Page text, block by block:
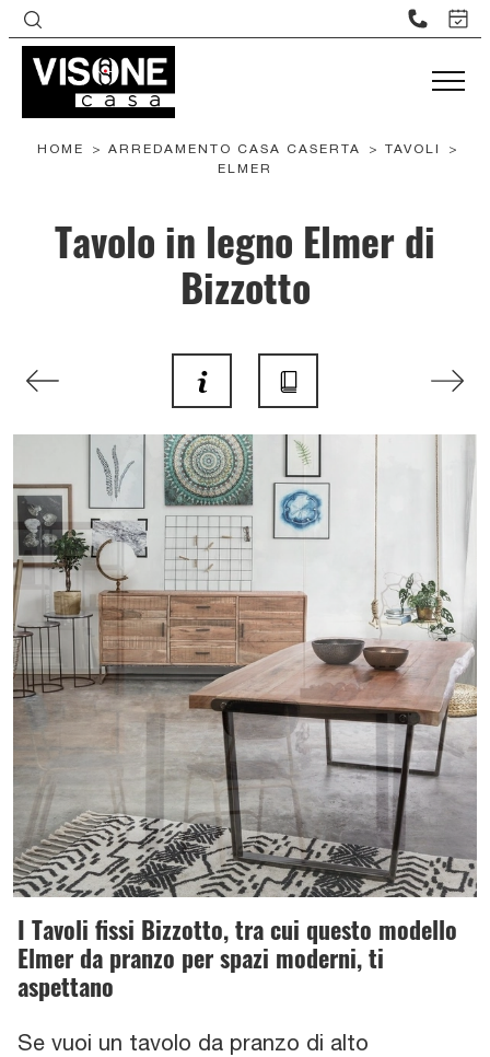
HOME > ARREDAMENTO CASA CASERTA > TAVOLI
>
ELMER
Tavolo in legno Elmer di
Bizzotto
I Tavoli fissi Bizzotto, tra cui questo modello
Elmer da pranzo per spazi moderni, ti
aspettano
Se vuoi un tavolo da pranzo di alto